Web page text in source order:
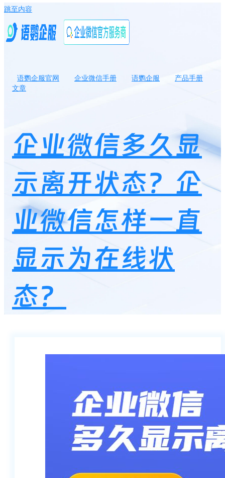
跳至内容
语鹦企服官网 企业微信手册 语鹦企服
产品手册
文章
企业微信多久显
示离开状态？企
业微信怎样一直
显示为在线状
态？